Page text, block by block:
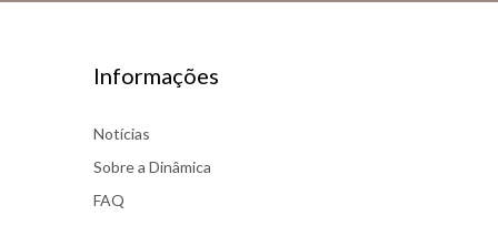
Informações
Notícias
Sobre a Dinâmica
FAQ